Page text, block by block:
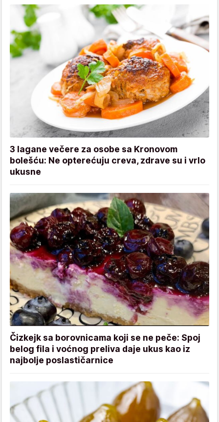
3 lagane večere za osobe sa Kronovom
bolešću: Ne opterećuju creva, zdrave su i vrlo
ukusne
Čizkejk sa borovnicama koji se ne peče: Spoj
belog fila i voćnog preliva daje ukus kao iz
najbolje poslastičarnice